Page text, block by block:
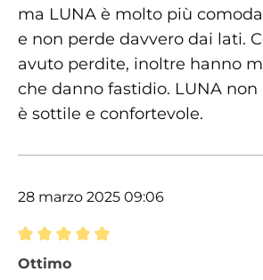
ma LUNA è molto più
e non perde davvero dai lati.
avuto perdite, inoltre hanno
che danno fastidio. LUNA
è sottile e confortevole.
28 marzo 2025 09:06
Recensione con valutazione di
Ottimo